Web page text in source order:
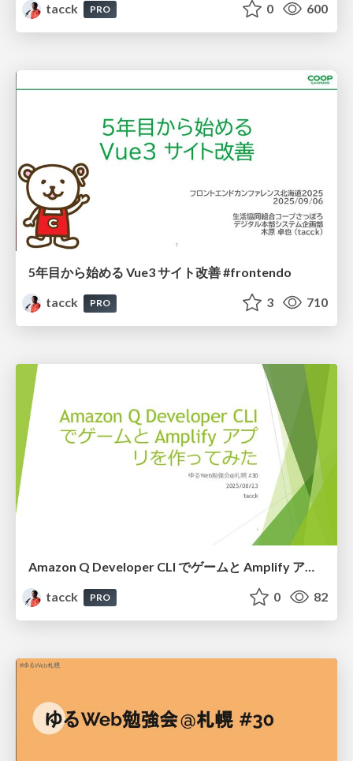
tacck
PRO 0 600
5年目から始める Vue3 サイト改善 #frontendo
tacck
PRO 3 710
Amazon Q Developer CLI でゲームと Amplify アプリを作ってみた #ゆるWeb札幌
tacck
PRO 0 82